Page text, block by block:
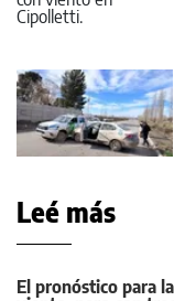
Leé más
El pronóstico para